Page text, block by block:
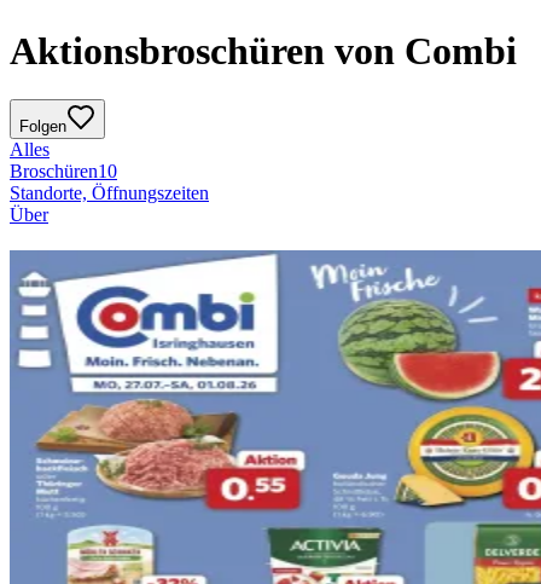
Aktionsbroschüren von Combi
Folgen
Alles
Broschüren10
Standorte, Öffnungszeiten
Über